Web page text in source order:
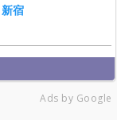
宿
Ads by Google